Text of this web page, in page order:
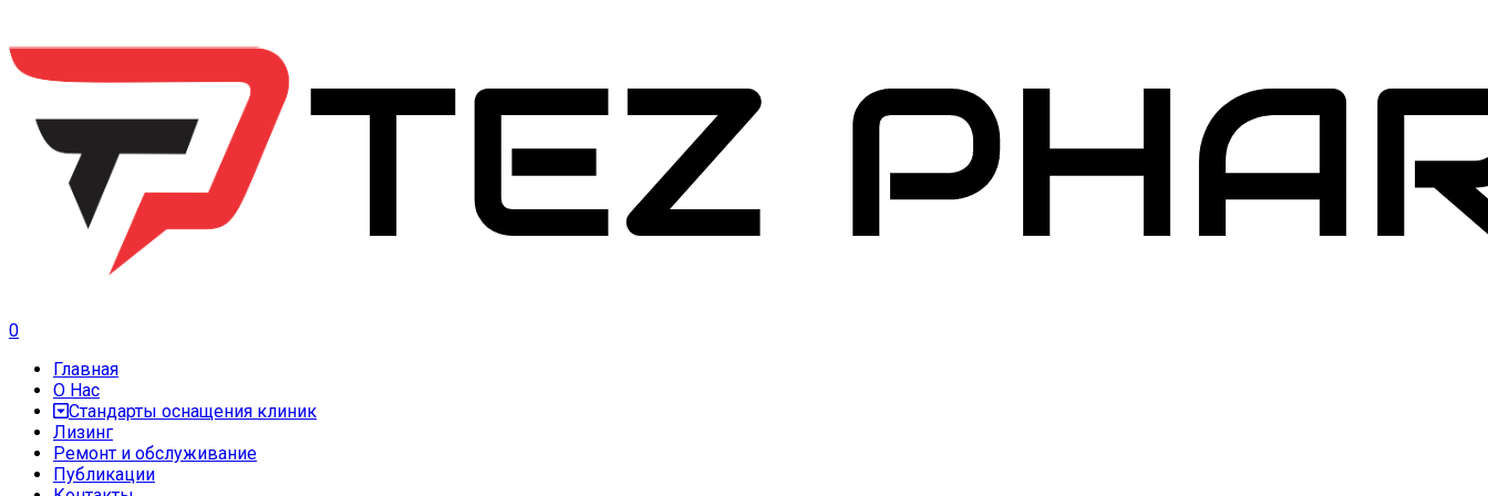
0
Главная
О Нас
Стандарты оснащения клиник
Лизинг
Ремонт и обслуживание
Публикации